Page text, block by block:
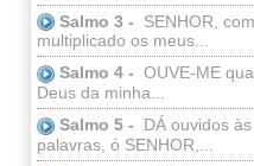
Salmo 3 -
SENHOR,
multiplicado os meus...
Salmo 4 - OUVE-ME
Deus da minha...
Salmo 5 -
DÁ ouvidos
palavras, ó SENHOR,...